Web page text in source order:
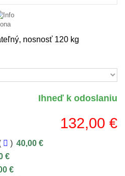
nosnosť 120 kg
Ihneď k odoslaniu
132,00 €
) 40,00 €
€
€